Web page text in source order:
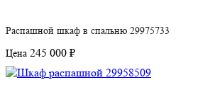
Распашной шкаф в спальню 29975733
Цена 245 000 ₽